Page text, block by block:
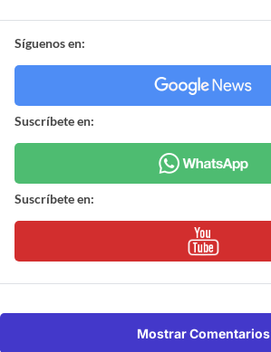
Síguenos en:
Suscríbete en:
Suscríbete en:
Mostrar Comentarios